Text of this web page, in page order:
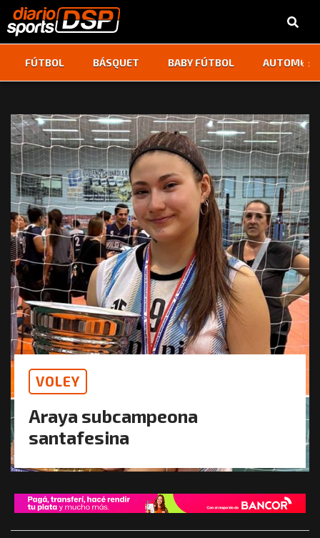
FÚTBOL BÁSQUET BABY FÚTBOL ‹ ›
VOLEY
Araya subcampeona
santafesina